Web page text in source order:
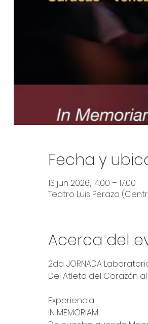
Fecha y
13 jun 2026, 14:00 – 17:00
Teatro Luis Peraza
Acerca del
2da. JORNADA
Del Atleta del Corazón
Experiencia
IN MEMORIAM